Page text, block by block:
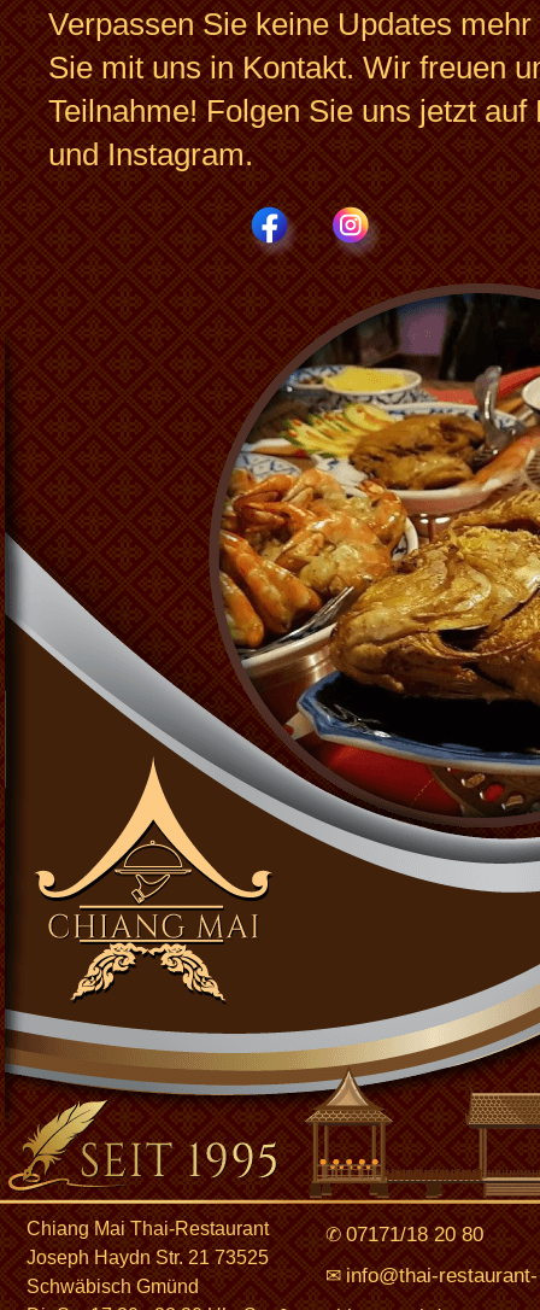
Verpassen Sie keine Updates
Sie mit uns in Kontakt. Wir freuen
Teilnahme! Folgen Sie uns jetzt auf
und Instagram.
Chiang Mai Thai-Restaurant
Joseph Haydn Str. 21 73525
Schwäbisch Gmünd
✆07171/18 20 80
✉info@thai-restaurant-